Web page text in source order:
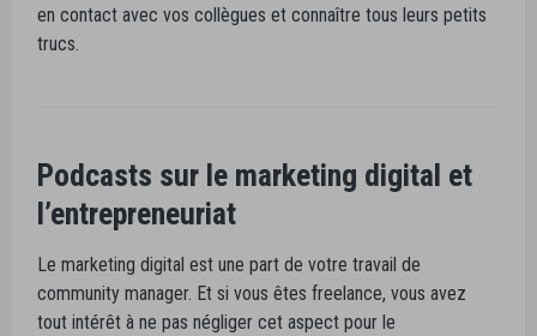
en contact avec vos collègues et connaître tous leurs petits
trucs.
Podcasts sur le marketing digital et
l’entrepreneuriat
Le marketing digital est une part de votre travail de
community manager. Et si vous êtes freelance, vous avez
tout intérêt à ne pas négliger cet aspect pour le